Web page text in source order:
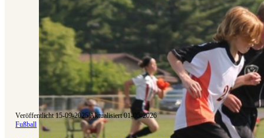
Veröffentlicht 15-09-2025|Aktualisiert 01-05-2026
Fußball